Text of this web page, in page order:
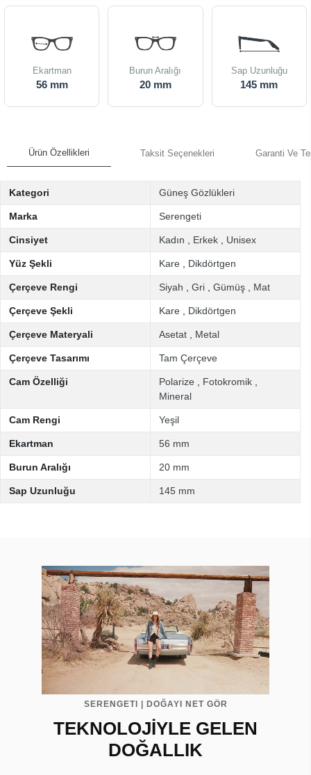
Ekartman
56 mm
Burun Aralığı
20 mm
Sap Uzunluğu
145 mm
Ürün Özellikleri Taksit Seçenekleri Garanti Ve
Kategori Güneş Gözlükleri
Marka Serengeti
Cinsiyet Kadın Erkek Unisex
Yüz Şekli Kare Dikdörtgen
Çerçeve Rengi Siyah Gri Gümüş Mat
Çerçeve Şekli Kare Dikdörtgen
Çerçeve Materyali Asetat Metal
Çerçeve Tasarımı Tam Çerçeve
Cam Özelliği Polarize Fotokromik
Mineral
Cam Rengi Yeşil
Ekartman 56 mm
Burun Aralığı 20 mm
Sap Uzunluğu 145 mm
SERENGETI | DOĞAYI NET GÖR
TEKNOLOJİYLE GELEN
DOĞALLIK